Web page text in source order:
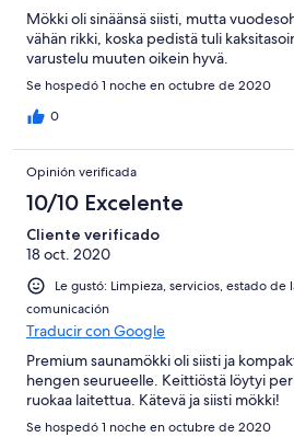
Mökki oli sinäänsä siisti, mutta
vähän rikki, koska pedistä tuli
varustelu muuten oikein hyvä.
Se hospedó 1 noche en octubre de 2020
0
Opinión verificada
10/10 Excelente
Cliente verificado
18 oct. 2020
Le gustó: Limpieza, servicios, estado
comunicación
Traducir con Google
Premium saunamökki oli siisti ja
hengen seurueelle. Keittiöstä löytyi
ruokaa laitettua. Kätevä ja siisti mökki!
Se hospedó 1 noche en octubre de 2020